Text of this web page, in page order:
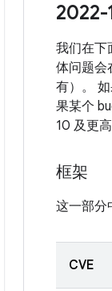
2022-
我们在下
体问题会
有）。
果某个
10 及更
框架
这一部分
CVE